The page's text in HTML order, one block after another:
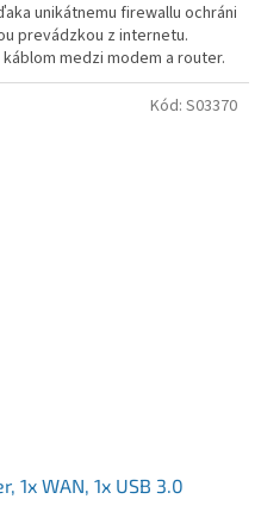
unikátnemu firewallu ochráni
prevádzkou z internetu.
medzi modem a router.
1x WAN, 1x USB 3.0
Kód: S03370